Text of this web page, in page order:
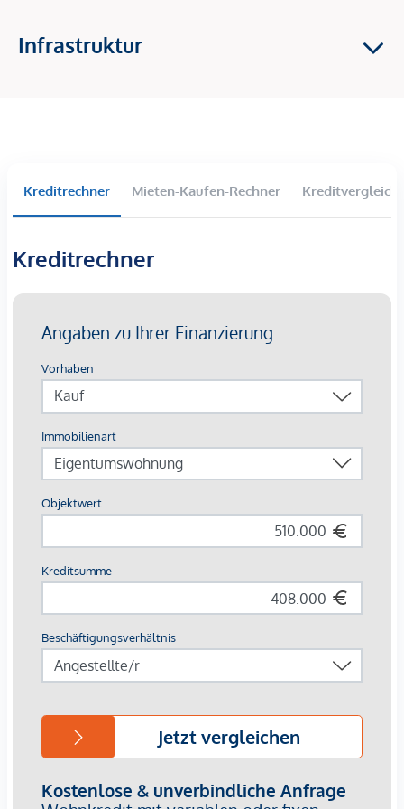
Heizungs- und Warmwasserbereitstellung durch
Hochwertige Fliesen und Parkett
Deckenkühlung
Verschaffen Sie sich einen ersten Eindruck bei unserem
Wohnung dazu zu kaufen.
Die Lage
Die Lage spricht für sich: Die ausgezeichneten
Verkehrsanbindungen nach Wien (ca. 35 Minuten zur
Stadtgrenze), in die Landeshauptstadt Eisenstadt und nach
Bratislava machen Neusiedl am See zum beliebten Ort zum
Wohnen, Arbeiten und Urlauben. Im nahen, fußläufig
erreichbaren, Stadtkern gibt es weitere Dienstleister wie
eine Apotheke, Ärzte, eine Bäckerei, Banken,
Lebensmittelgeschäfte, Cafés, Bars, Restaurants, Heurigen
und weitere Einkaufsmöglichkeiten. Hervorzuheben ist auch
die Nähe des Flughafens. Eine Vielzahl von Freizeit-,
Erholungs- und Einkaufsmöglichkeiten werden in Neusiedl
und Umgebung (Outlet Center Parndorf) geboten. Neusiedl
am See, in 133 m Seehöhe gelegen, befindet sich am
Leithagebirges und der Parndorfer Platte.
Ein Leben nahe dem beliebten Neusiedler See in einer mit
viel Liebe zum Detail geplanten Wohnanlage fühlt sich an
Infrastruktur
Kreditrechner Mieten-Kaufen-Rechner Kreditvergleich
Kreditrechner